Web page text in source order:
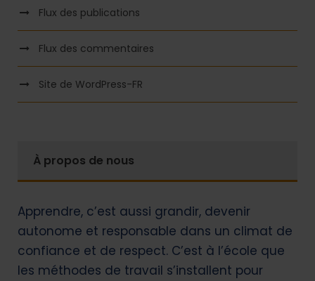
Flux des publications
Flux des commentaires
Site de WordPress-FR
À propos de nous
Apprendre, c’est aussi grandir, devenir
autonome et responsable dans un climat de
confiance et de respect. C’est à l’école que
les méthodes de travail s’installent pour